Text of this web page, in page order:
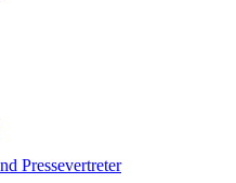
Pressevertreter